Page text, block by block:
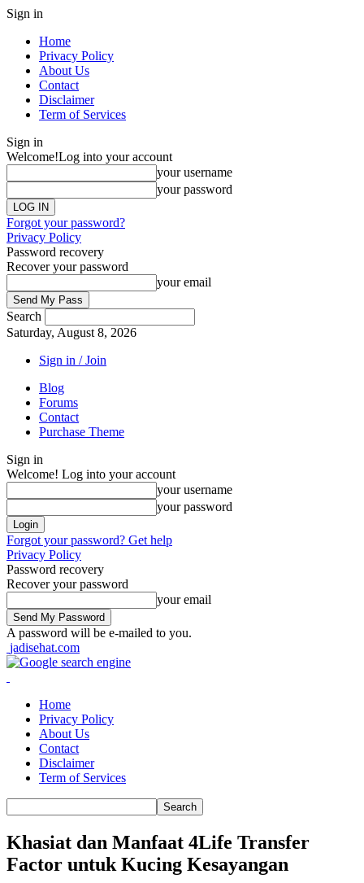
Sign in
Home
Privacy Policy
About Us
Contact
Disclaimer
Term of Services
Sign in
Welcome!Log into your account
your username
your password
Forgot your password?
Privacy Policy
Password recovery
Recover your password
your email
Search
Saturday, August 8, 2026
Sign in / Join
Blog
Forums
Contact
Purchase Theme
Sign in
Welcome! Log into your account
your username
your password
Forgot your password? Get help
Privacy Policy
Password recovery
Recover your password
your email
A password will be e-mailed to you.
jadisehat.com
Home
Privacy Policy
About Us
Contact
Disclaimer
Term of Services
Khasiat dan Manfaat 4Life Transfer
Factor untuk Kucing Kesayangan